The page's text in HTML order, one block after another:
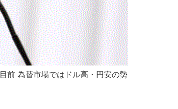
前 為替市場ではドル高・円安の勢